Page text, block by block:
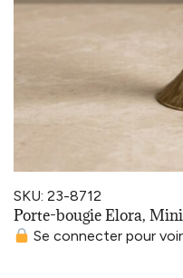
SKU: 23-8712
Porte-bougie Elora, Mini
Se connecter pour